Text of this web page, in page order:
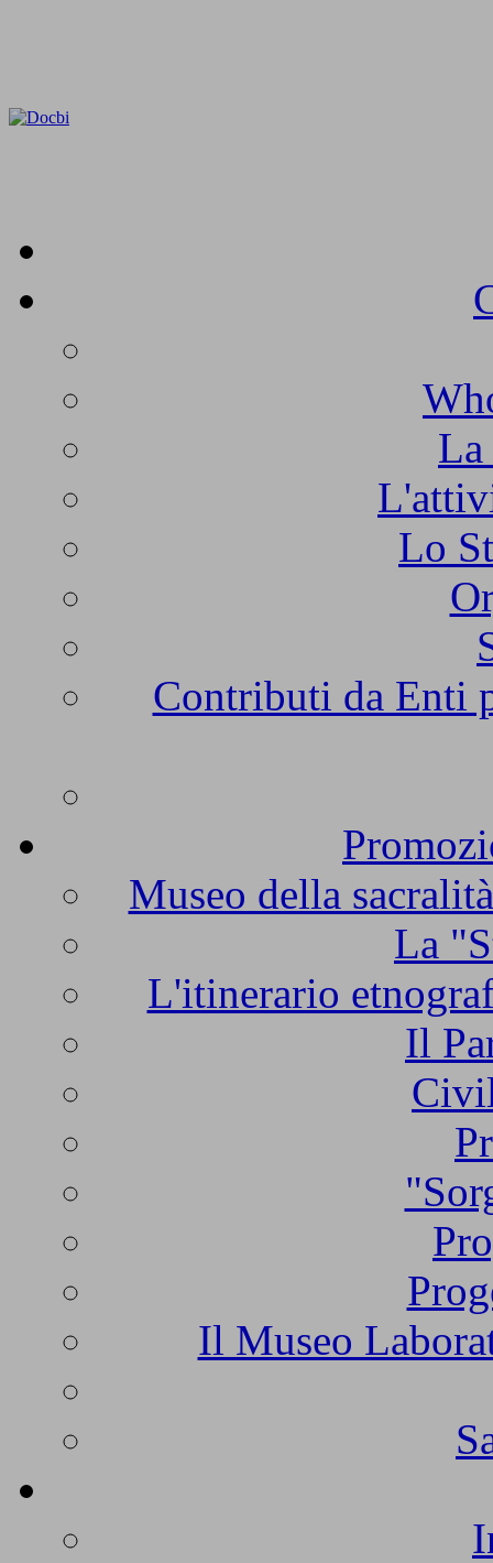
La
Lo
Contributi da Enti
Museo della
La
L'itinerario
Il
Il Museo